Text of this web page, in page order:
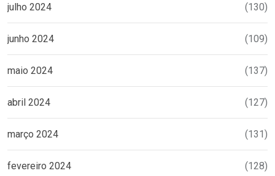
julho 2024 (130)
junho 2024 (109)
maio 2024 (137)
abril 2024 (127)
março 2024 (131)
fevereiro 2024 (128)